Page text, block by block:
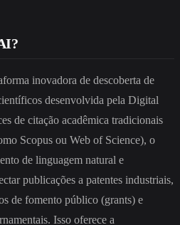
inovadora de descoberta de
desenvolvida pela Digital
de citação acadêmica tradicionais
Scopus ou Web of Science), o
de linguagem natural e
publicações a patentes industriais,
de fomento público (grants) e
Isso oferece a